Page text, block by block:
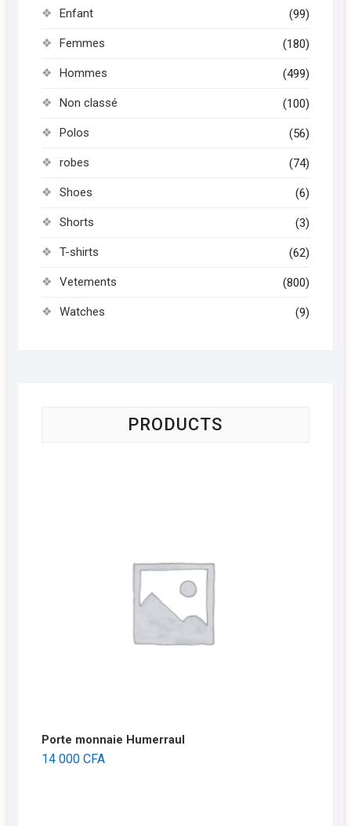
Enfant (99)
Femmes (180)
Hommes (499)
Non classé (100)
Polos (56)
robes (74)
Shoes (6)
Shorts (3)
T-shirts (62)
Vetements (800)
Watches (9)
PRODUCTS
Porte monnaie Humerraul
14 000 CFA